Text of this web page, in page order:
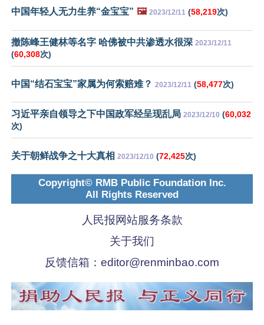
中国年轻人无力生养“金宝宝” 🖼️ 2023/12/11 (58,219次)
撤陈峰王健林等名字 哈佛被中共渗透水很深 2023/12/11
(60,308次)
中国“结石宝宝”家属为何索赔难？ 2023/12/11 (58,477次)
习近平亲自领导之下中国政军经呈现乱局 2023/12/10 (60,032
次)
关于朝鲜战争之十大真相 2023/12/10 (72,425次)
Copyright© RMB Public Foundation Inc.
All Rights Reserved
人民报网站服务条款
关于我们
反馈信箱： editor@renminbao.com